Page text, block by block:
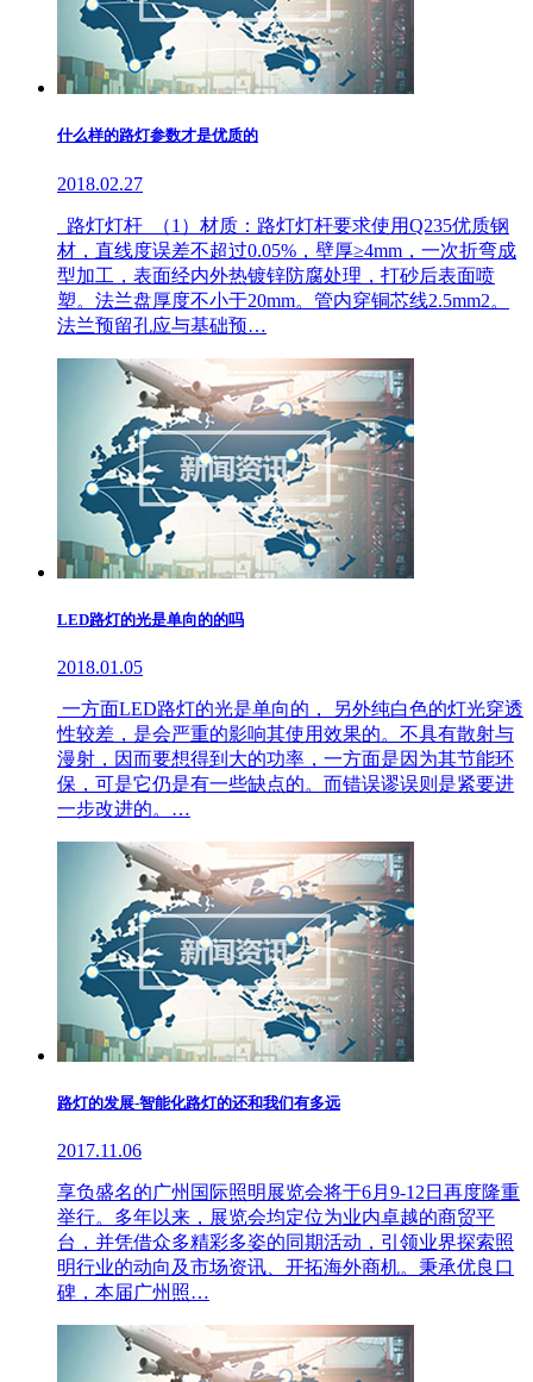
什么样的路灯参数才是优质的
2018.02.27
路灯灯杆 （1）材质：路灯灯杆要求使用Q235优质钢
材，直线度误差不超过0.05%，壁厚≥4mm，一次折弯成
型加工，表面经内外热镀锌防腐处理，打砂后表面喷
塑。法兰盘厚度不小于20mm。管内穿铜芯线2.5mm2。
法兰预留孔应与基础预…
LED路灯的光是单向的的吗
2018.01.05
一方面LED路灯的光是单向的， 另外纯白色的灯光穿透
性较差，是会严重的影响其使用效果的。不具有散射与
漫射，因而要想得到大的功率，一方面是因为其节能环
保，可是它仍是有一些缺点的。而错误谬误则是紧要进
一步改进的。…
路灯的发展-智能化路灯的还和我们有多远
2017.11.06
享负盛名的广州国际照明展览会将于6月9-12日再度隆重
举行。多年以来，展览会均定位为业内卓越的商贸平
台，并凭借众多精彩多姿的同期活动，引领业界探索照
明行业的动向及市场资讯、开拓海外商机。秉承优良口
碑，本届广州照…